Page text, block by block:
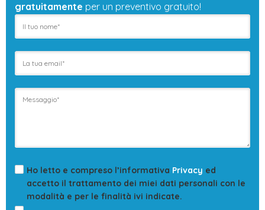
gratuitamente per un preventivo gratuito!
Ho letto e compreso l’informativa Privacy ed
accetto il trattamento dei miei dati personali con le
modalità e per le finalità ivi indicate.